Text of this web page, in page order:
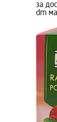
за
dm